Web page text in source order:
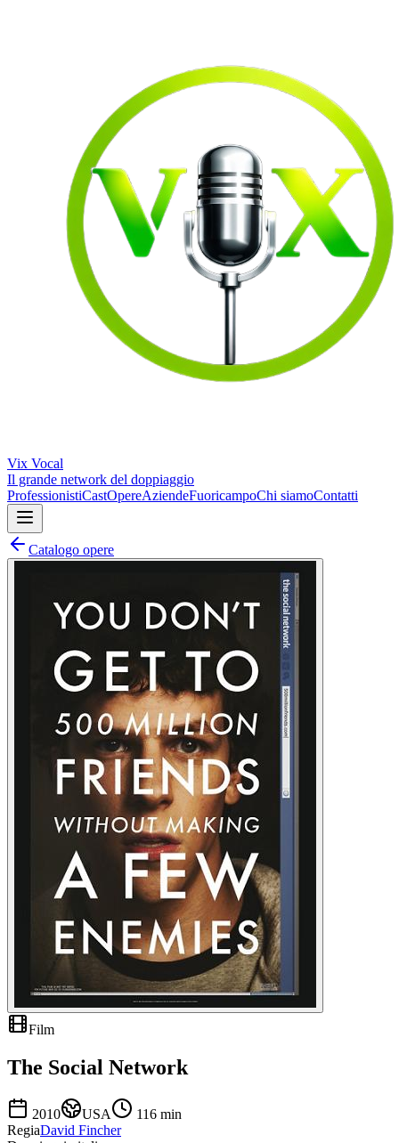
Vix Vocal
Il grande network del doppiaggio
ProfessionistiCastOpereAziendeFuoricampoChi siamoContatti
Catalogo opere
Film
The Social Network
2010 USA 116 min
RegiaDavid Fincher